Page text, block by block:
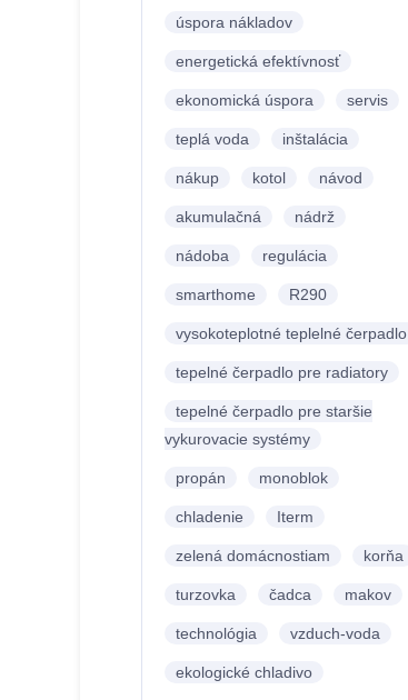
úspora nákladov
energetická efektívnosť
ekonomická úspora servis
teplá voda inštalácia
nákup kotol návod
akumulačná nádrž
nádoba regulácia
smarthome R290
vysokoteplotné teplelné čerpadlo
tepelné čerpadlo pre radiatory
tepelné čerpadlo pre staršie
vykurovacie systémy
propán monoblok
chladenie Iterm
zelená domácnostiam korňa
turzovka čadca makov
technológia vzduch-voda
ekologické chladivo